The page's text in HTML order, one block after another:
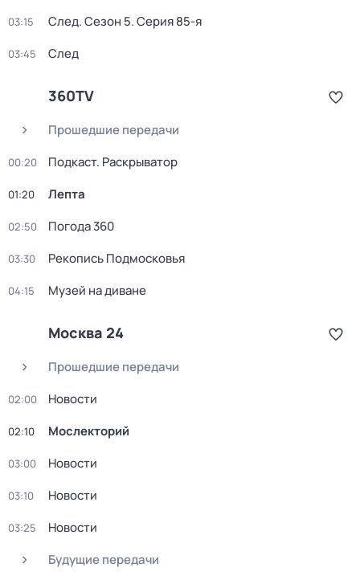
03:15 След. Сезон 5. Серия 85-я
03:45 След
360TV
Прошедшие передачи
00:20 Подкаст. Раскрыватор
01:20 Лепта
02:50 Погода 360
03:30 Рекопись Подмосковья
04:15 Музей на диване
Москва 24
Прошедшие передачи
02:00 Новости
02:10 Мослекторий
03:00 Новости
03:10 Новости
03:25
Новости
Будущие передачи